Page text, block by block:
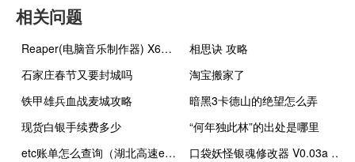
相关问题
Reaper(电脑音乐制作器) X64位 V5.95 Linux版（Reaper(电脑音乐制作器) X64位 V5.95 Linux版功能简介）
相思诀 攻略
石家庄春节又要封城吗
淘宝搬家了
铁甲雄兵血战麦城攻略
暗黑3卡德山的绝望怎么弄
现货白银手续费多少
“何年独此林”的出处是哪里
etc账单怎么查询（湖北高速etc账单查询）
口袋妖怪银魂修改器 V0.03a 绿色免费版（口袋妖怪银魂修改器 V0.03a 绿色免费版功能简介）